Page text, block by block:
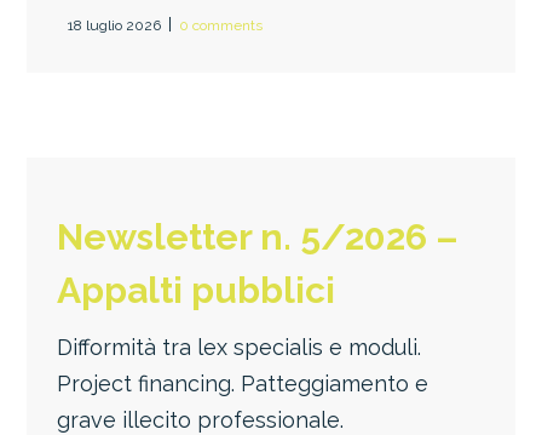
18 luglio 2026 0 comments
Newsletter n. 5/2026 –
Appalti pubblici
Difformità tra lex specialis e moduli.
Project financing. Patteggiamento e
grave illecito professionale.